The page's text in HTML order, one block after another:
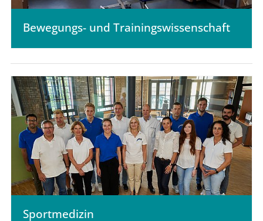
Bewegungs- und Trainings­wissenschaft
Sportmedizin